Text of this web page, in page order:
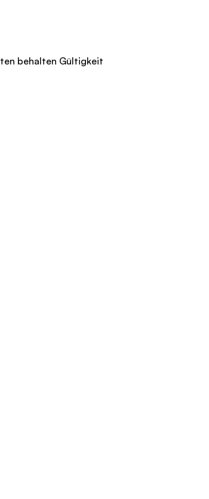
behalten Gültigkeit